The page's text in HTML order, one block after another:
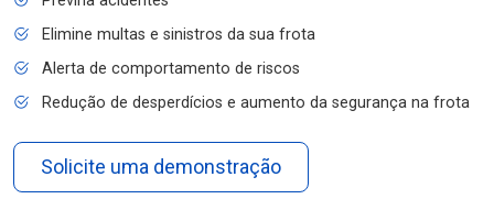
Elimine multas e sinistros da sua frota
Alerta de comportamento de riscos
Redução de desperdícios e aumento da segurança na frota
Solicite uma demonstração